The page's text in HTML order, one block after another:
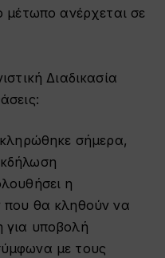
μέτωπο ανέρχεται σε
Διαδικασία
σήμερα,
η
που θα κληθούν να
για υποβολή
με τους